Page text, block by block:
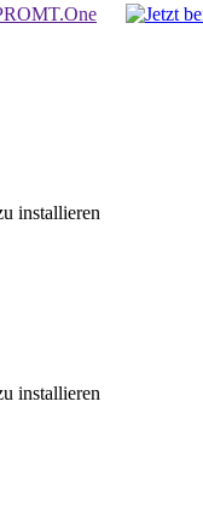
installieren
installieren